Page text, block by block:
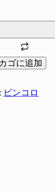
ゴに追加
ピンコロ